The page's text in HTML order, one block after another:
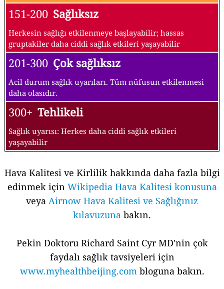
151-200 Sağlıksız
Herkesin sağlığı etkilenmeye başlayabilir; hassas
gruptakiler daha ciddi sağlık etkileri yaşayabilir
201-300 Çok sağlıksız
Acil durum sağlık uyarıları. Tüm nüfusun etkilenmesi
daha olasıdır.
300+ Tehlikeli
Sağlık uyarısı: Herkes daha ciddi sağlık etkileri
yaşayabilir
Hava Kalitesi ve Kirlilik hakkında daha fazla bilgi
edinmek için Wikipedia Hava Kalitesi konusuna
veya Airnow Hava Kalitesi ve Sağlığınız
kılavuzuna bakın.
Pekin Doktoru Richard Saint Cyr MD'nin çok
faydalı sağlık tavsiyeleri için
www.myhealthbeijing.combloguna bakın.